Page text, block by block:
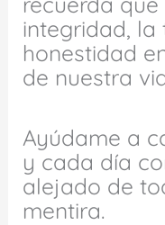
integridad, la
honestidad
de nuestra
Ayúdame a
y cada día
alejado de
mentira.